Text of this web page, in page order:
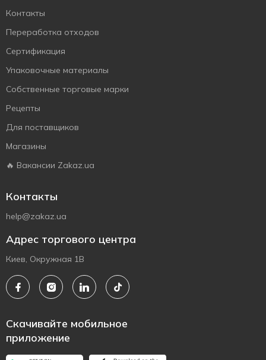
Контакты
Переработка отходов
Сертификация
Упаковочные материалы
Собственные торговые марки
Рецепты
Для поставщиков
Магазины
🔥 Вакансии Zakaz.ua
Контакты
help@zakaz.ua
Адрес торгового центра
Киев, Окружная 1В
Скачивайте мобильное
приложение